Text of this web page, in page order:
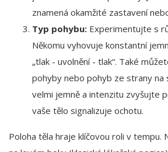
znamená okamžité zastavení
Typ pohybu: Experimentujte s
Někomu vyhovuje konstantní
„tlak - uvolnění - tlak“. Také
pohyby nebo pohyb ze strany na
velmi jemně a intenzitu zvyšujte
vaše tělo signalizuje ochotu.
Poloha těla hraje klíčovou roli v tempu.